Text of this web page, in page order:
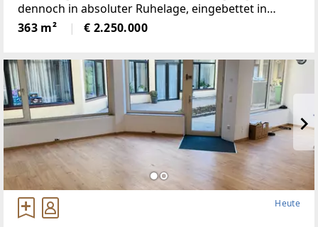
dennoch in absoluter Ruhelage, eingebettet in
wunderbare Natur.Die Liegenschaft bietet ein hohes
Maß an Privatsphäre, versprüht
363 m² € 2.250.000
Heute